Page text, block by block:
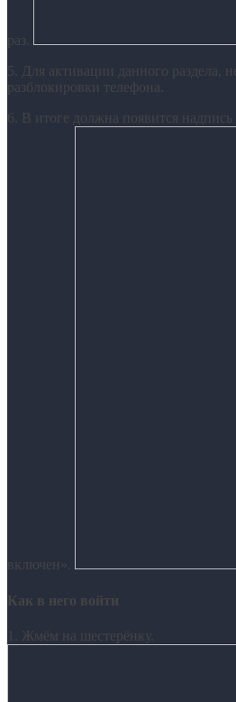
раз.
5. Для активации данного раздела,
разблокировки телефона.
6. В итоге должна появится
включен».
Как в него войти
1. Жмём на шестерёнку.